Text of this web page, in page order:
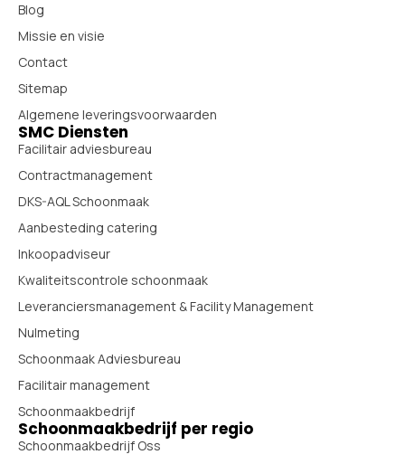
Blog
Missie en visie
Contact
Sitemap
Algemene leveringsvoorwaarden
SMC Diensten
Facilitair adviesbureau
Contractmanagement
DKS-AQL Schoonmaak
Aanbesteding catering
Inkoopadviseur
Kwaliteitscontrole schoonmaak
Leveranciersmanagement & Facility Management
Nulmeting
Schoonmaak Adviesbureau
Facilitair management
Schoonmaakbedrijf
Schoonmaakbedrijf per regio
Schoonmaakbedrijf Oss